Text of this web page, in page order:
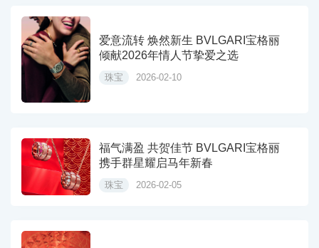
爱意流转 焕然新生 BVLGARI宝格丽
倾献2026年情人节挚爱之选
珠宝 2026-02-10
福气满盈 共贺佳节 BVLGARI宝格丽
携手群星耀启马年新春
珠宝 2026-02-05